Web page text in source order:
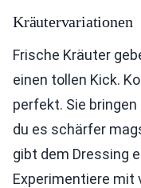
Kräutervariationen
Frische Kräuter
einen tollen Kick.
perfekt. Sie bringen
du es schärfer
gibt dem Dressing
Experimentiere mit